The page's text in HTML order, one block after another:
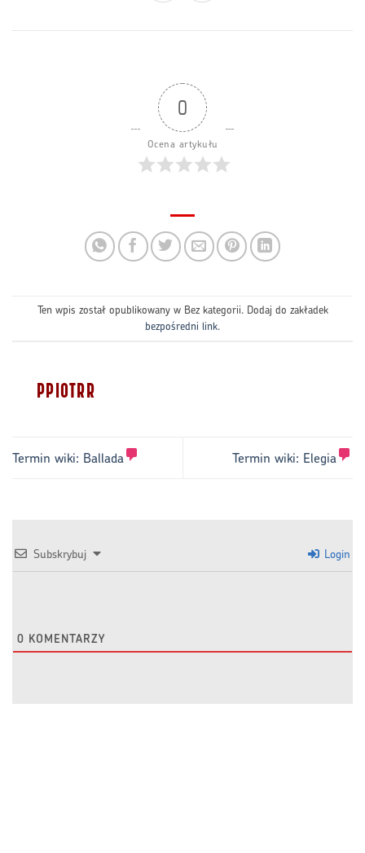
0
Ocena artykułu
Ten wpis został opublikowany w Bez kategorii. Dodaj do zakładek
bezpośredni link.
PPIOTRR
Termin wiki: Ballada Termin wiki: Elegia
Subskrybuj Login
0 KOMENTARZY